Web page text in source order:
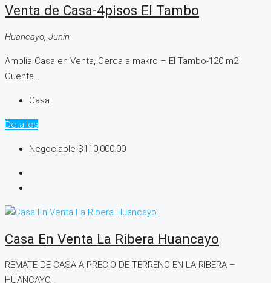
Venta de Casa-4pisos El Tambo
Huancayo, Junín
Amplia Casa en Venta, Cerca a makro – El Tambo-120 m2
Cuenta...
Casa
Detalles
Negociable $110,000.00
Casa En Venta La Ribera Huancayo
REMATE DE CASA A PRECIO DE TERRENO EN LA RIBERA –
HUANCAYO...